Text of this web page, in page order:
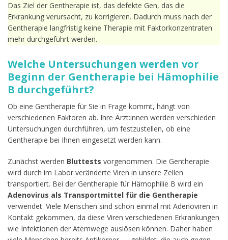
Das Ziel der Gentherapie ist, das defekte Gen, das die
Erkrankung verursacht, zu korrigieren. Dadurch muss nach der
Gentherapie langfristig keine Therapie mit Faktorkonzentraten
mehr durchgeführt werden.
Welche Untersuchungen werden vor
Beginn der Gentherapie bei Hämophilie
B durchgeführt?
Ob eine Gentherapie für Sie in Frage kommt, hängt von
verschiedenen Faktoren ab. Ihre Ärzt:innen werden verschieden
Untersuchungen durchführen, um festzustellen, ob eine
Gentherapie bei Ihnen eingesetzt werden kann.
Zunächst werden Bluttests vorgenommen. Die Gentherapie
wird durch im Labor veränderte Viren in unsere Zellen
transportiert. Bei der Gentherapie für Hämophilie B wird ein
Adenovirus als Transportmittel für die Gentherapie
verwendet. Viele Menschen sind schon einmal mit Adenoviren in
Kontakt gekommen, da diese Viren verschiedenen Erkrankungen
wie Infektionen der Atemwege auslösen können. Daher haben